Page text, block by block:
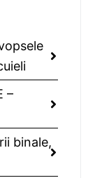
–
binale,